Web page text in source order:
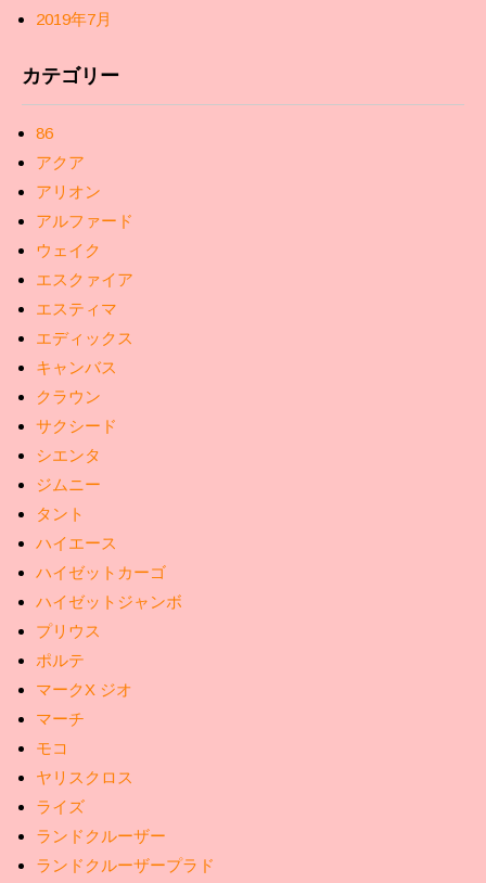
2019年7月
カテゴリー
86
アクア
アリオン
アルファード
ウェイク
エスクァイア
エスティマ
エディックス
キャンバス
クラウン
サクシード
シエンタ
ジムニー
タント
ハイエース
ハイゼットカーゴ
ハイゼットジャンボ
プリウス
ポルテ
マークX ジオ
マーチ
モコ
ヤリスクロス
ライズ
ランドクルーザー
ランドクルーザープラド